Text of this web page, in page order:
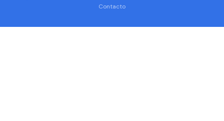
Contacto